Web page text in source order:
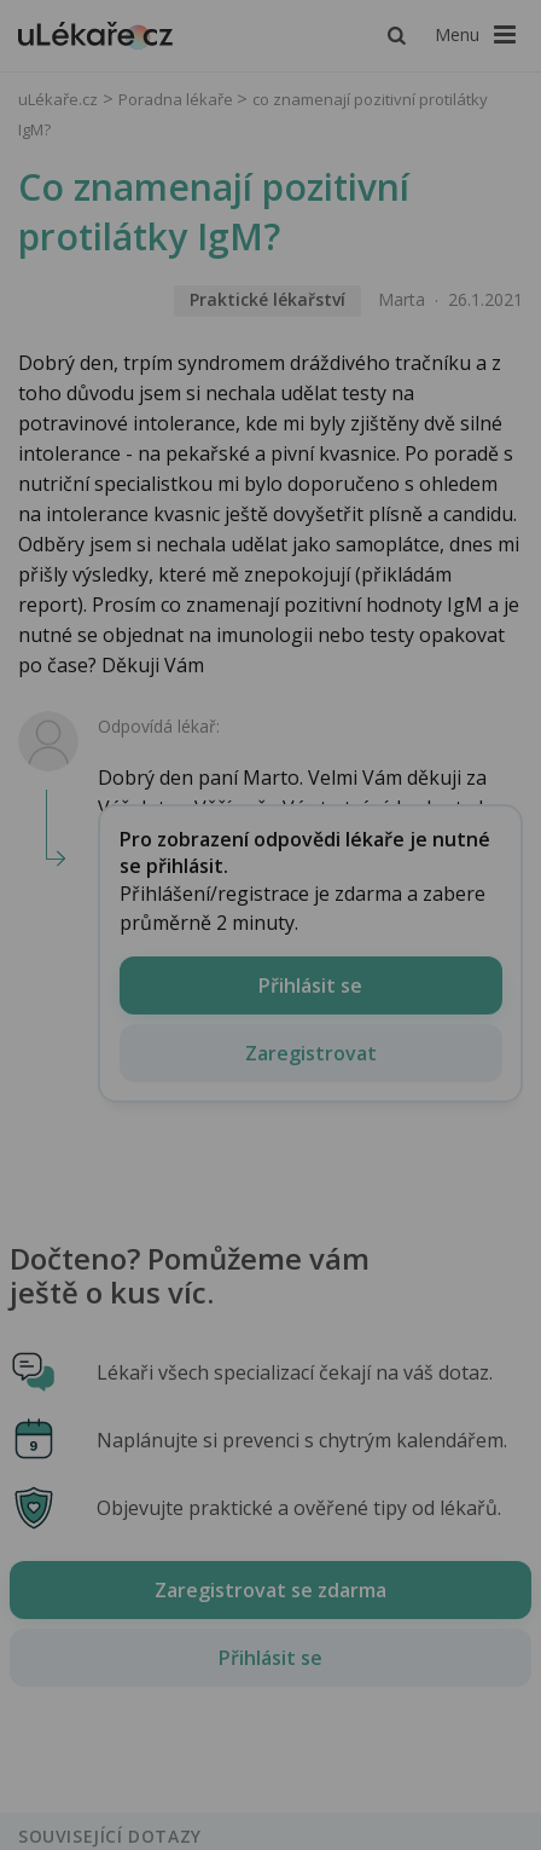
Menu
uLékaře.cz Poradna lékaře
co znamenají pozitivní protilátky
IgM?
Co znamenají pozitivní
protilátky IgM?
Praktické lékařství Marta 26.1.2021
Dobrý den, trpím syndromem dráždivého tračníku a z
toho důvodu jsem si nechala udělat testy na
potravinové intolerance, kde mi byly zjištěny dvě silné
intolerance - na pekařské a pivní kvasnice. Po poradě s
nutriční specialistkou mi bylo doporučeno s ohledem
na intolerance kvasnic ještě dovyšetřit plísně a candidu.
Odběry jsem si nechala udělat jako samoplátce, dnes mi
přišly výsledky, které mě znepokojují (přikládám
report). Prosím co znamenají pozitivní hodnoty IgM a je
nutné se objednat na imunologii nebo testy opakovat
po čase? Děkuji Vám
Odpovídá lékař:
Dobrý den paní Marto. Velmi Vám děkuji za
Váš dotaz. Věřím, že Vás to trápí. hodnota Ig...
Pro zobrazení odpovědi lékaře je nutné
se přihlásit.
Přihlášení/registrace je zdarma a zabere
průměrně 2 minuty.
Přihlásit se
Zaregistrovat
Dočteno? Pomůžeme vám
ještě o kus víc.
Lékaři všech specializací čekají na váš dotaz.
Naplánujte si prevenci s chytrým kalendářem.
Objevujte praktické a ověřené tipy od lékařů.
Zaregistrovat se zdarma
Přihlásit se
SOUVISEJÍCÍ DOTAZY